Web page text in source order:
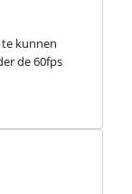
kunnen
de 60fps